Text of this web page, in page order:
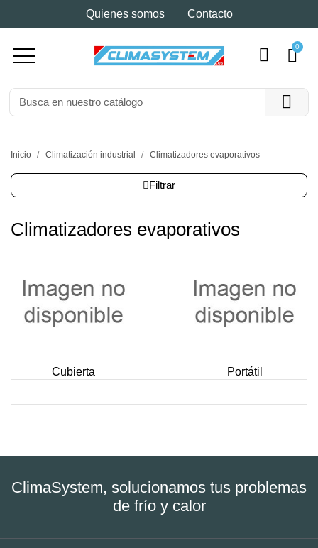
Quienes somos Contacto
Inicio Climatización industrial Climatizadores evaporativos
Filtrar
Climatizadores evaporativos
Cubierta Portátil
ClimaSystem, solucionamos tus problemas
de frío y calor